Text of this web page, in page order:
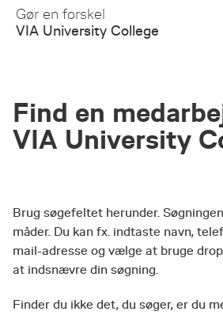
Skip
Main
Gør en forskel
VIA University College
Find en
VIA University
Brug søgefeltet herunder.
måder. Du kan fx. indtaste navn,
mail-adresse og vælge at bruge
at indsnævre din søgning.
Finder du ikke det, du søger, er du